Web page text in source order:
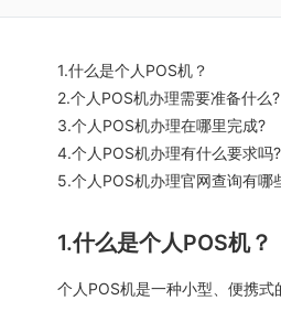
1.什么是个人POS机？
2.个人POS机办理需要准备什么?
3.个人POS机办理在哪里完成?
4.个人POS机办理有什么要求吗?
5.个人POS机办理官网查询有哪
1.什么是个人POS机？
个人POS机是一种小型、便携式